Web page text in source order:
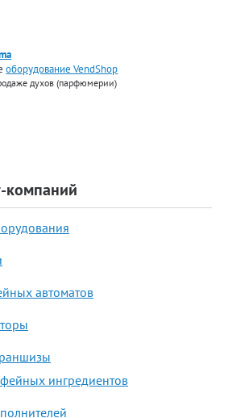
оборудование VendShop
духов (парфюмерии)
компаний
автоматов
ингредиентов